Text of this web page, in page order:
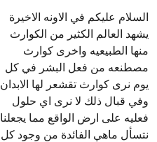
السلام عليكم في الاونه الاخيرة
يشهد العالم الكثير من الكوارث
منها الطبيعيه واخرى كوارث
مصطنعه من فعل البشر في كل
يوم نرى كوارث تقشعر لها الابدان
وفي قبال ذلك لا نرى اي حلول
فعليه على ارض الواقع مما يجعلنا
نتسأل ماهي الفائدة من وجود كل